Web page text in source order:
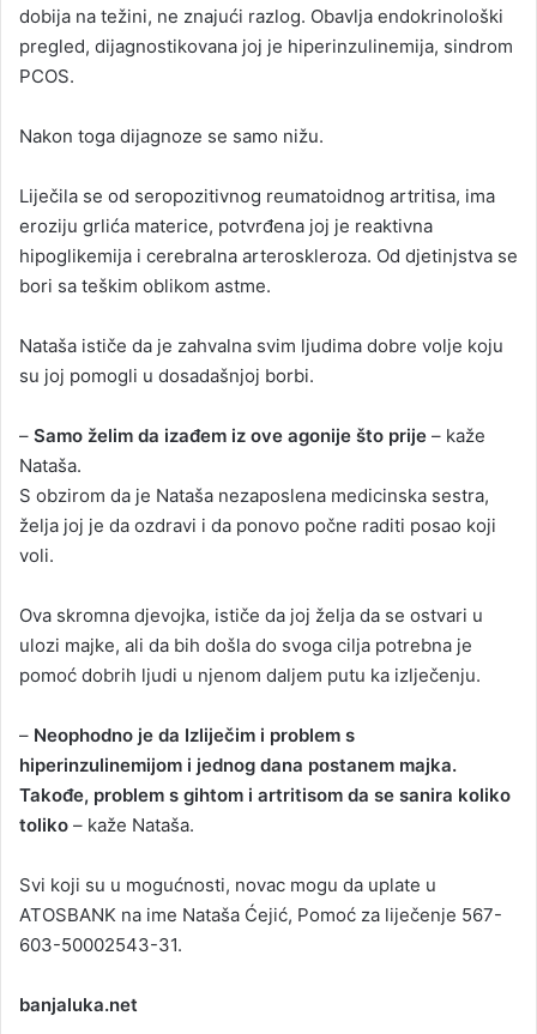
dobija na težini, ne znajući razlog. Obavlja endokrinološki
pregled, dijagnostikovana joj je hiperinzulinemija, sindrom
PCOS.
Nakon toga dijagnoze se samo nižu.
Liječila se od seropozitivnog reumatoidnog artritisa, ima
eroziju grlića materice, potvrđena joj je reaktivna
hipoglikemija i cerebralna arteroskleroza. Od djetinjstva se
bori sa teškim oblikom astme.
Nataša ističe da je zahvalna svim ljudima dobre volje koju
su joj pomogli u dosadašnjoj borbi.
– Samo želim da izađem iz ove agonije što prije – kaže
Nataša.
S obzirom da je Nataša nezaposlena medicinska sestra,
želja joj je da ozdravi i da ponovo počne raditi posao koji
voli.
Ova skromna djevojka, ističe da joj želja da se ostvari u
ulozi majke, ali da bih došla do svoga cilja potrebna je
pomoć dobrih ljudi u njenom daljem putu ka izlječenju.
– Neophodno je da Izliječim i problem s
hiperinzulinemijom i jednog dana postanem majka.
Takođe, problem s gihtom i artritisom da se sanira koliko
toliko – kaže Nataša.
Svi koji su u mogućnosti, novac mogu da uplate u
ATOSBANK na ime Nataša Ćejić, Pomoć za liječenje 567-
603-50002543-31.
banjaluka.net